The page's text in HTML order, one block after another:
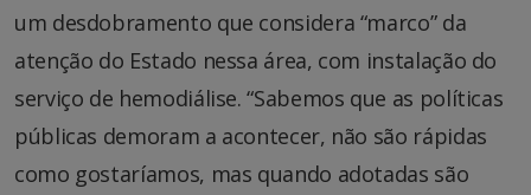
um desdobramento que considera “marco” da
atenção do Estado nessa área, com instalação do
serviço de hemodiálise. “Sabemos que as políticas
públicas demoram a acontecer, não são rápidas
como gostaríamos, mas quando adotadas são